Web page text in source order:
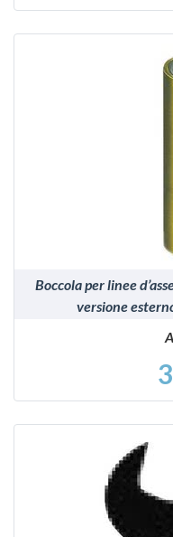
Boccola per linee
versione